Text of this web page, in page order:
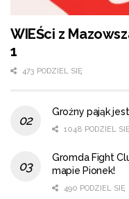
WIEŚci z
1
473 PODZIEL SIĘ
Groźny pająk
1048 PODZIEL SIĘ
Gromda Fight
mapie Pionek!
490 PODZIEL SIĘ